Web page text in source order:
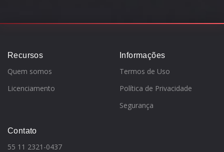
Recursos
Quem somos
Licenciamento
Informações
Termos de Uso
Política de Privacidade
Segurança
Contato
55 11 2321-0437